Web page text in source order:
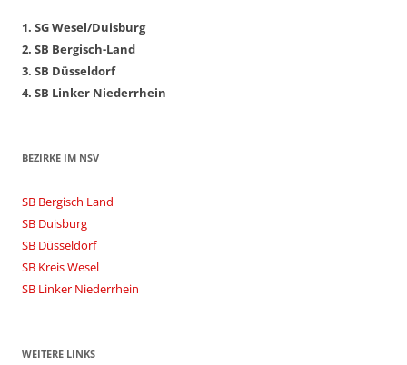
1. SG Wesel/Duisburg
2. SB Bergisch-Land
3. SB Düsseldorf
4. SB Linker Niederrhein
BEZIRKE IM NSV
SB Bergisch Land
SB Duisburg
SB Düsseldorf
SB Kreis Wesel
SB Linker Niederrhein
WEITERE LINKS